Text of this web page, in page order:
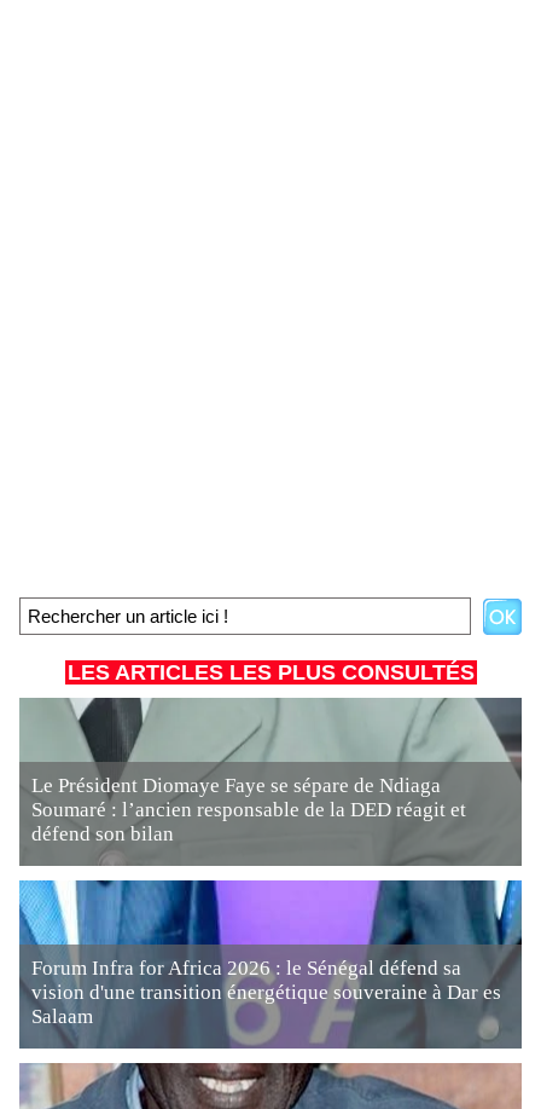
LES ARTICLES LES PLUS CONSULTÉS
Le Président Diomaye Faye se sépare de Ndiaga
Soumaré : l’ancien responsable de la DED réagit et
défend son bilan
Forum Infra for Africa 2026 : le Sénégal défend sa
vision d'une transition énergétique souveraine à Dar es
Salaam